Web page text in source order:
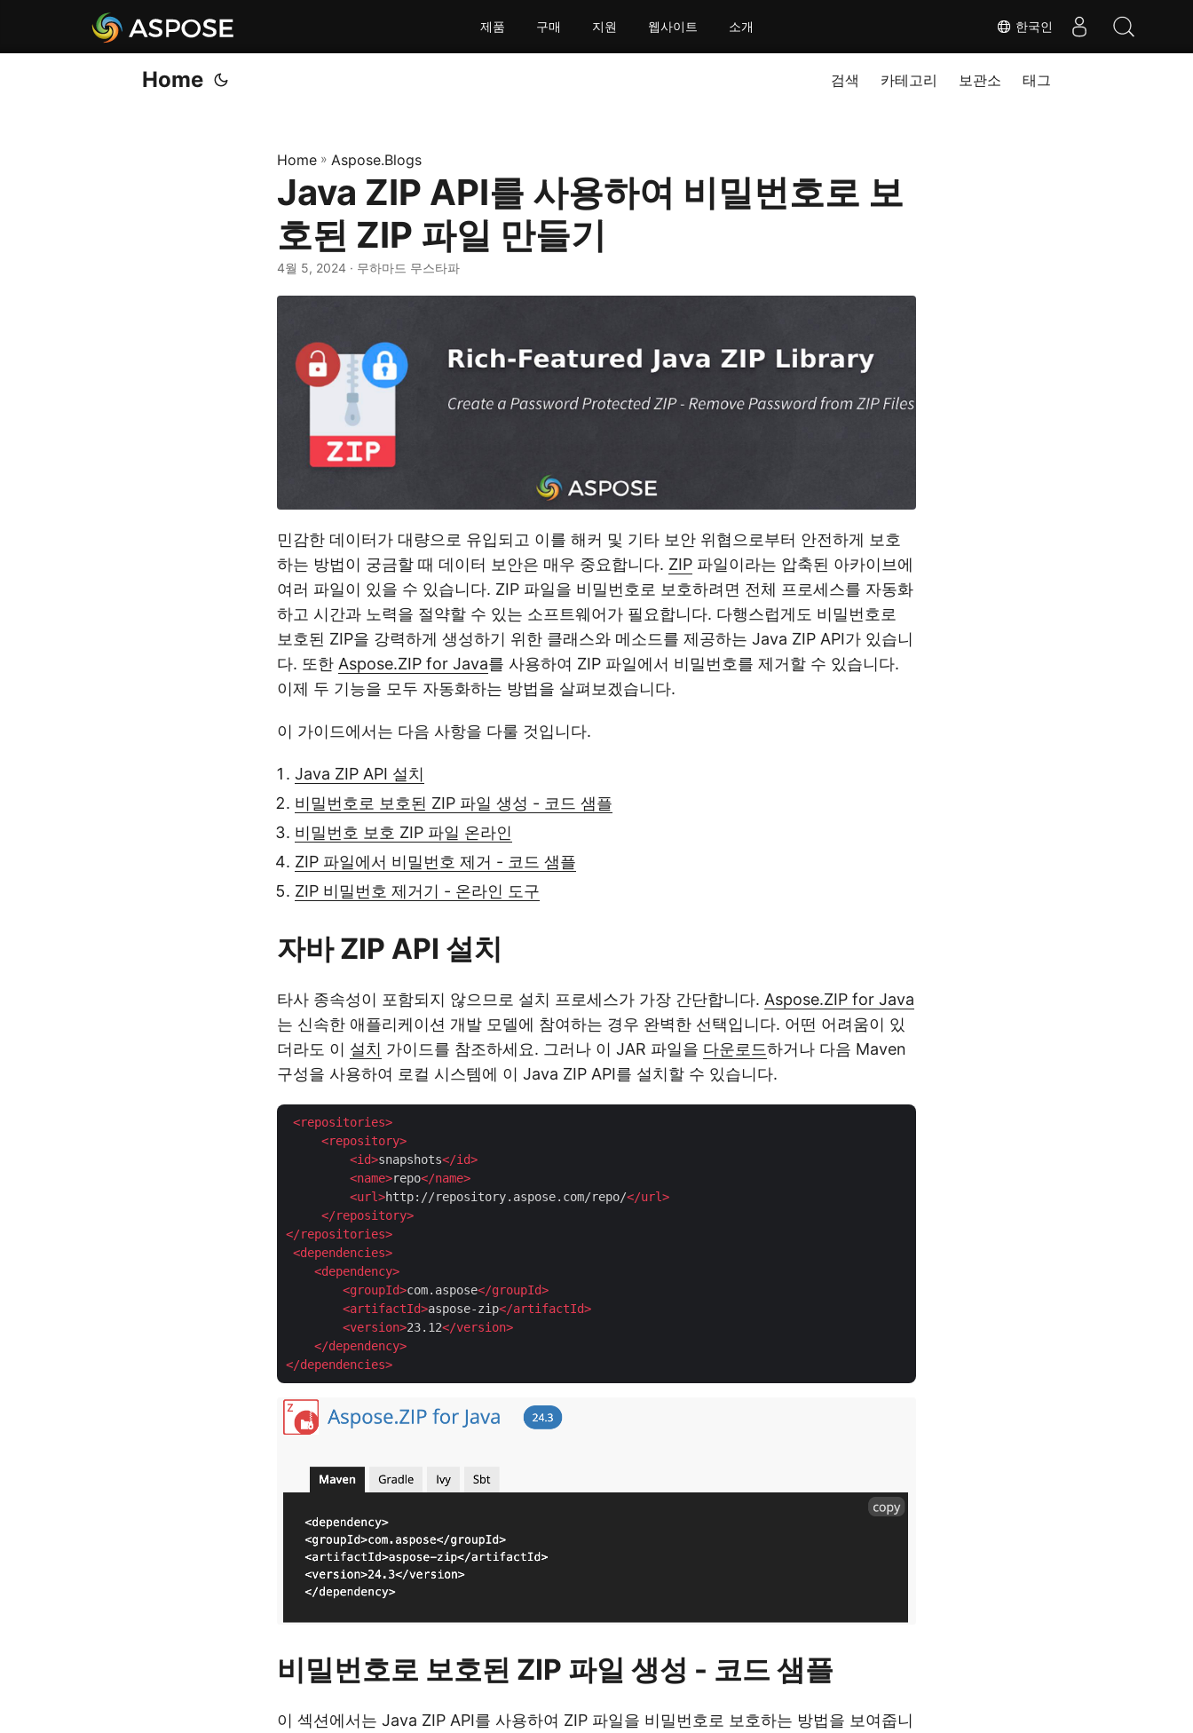
한국인
제품 구매 지원 웹사이트 소개
Home 검색 카테고리 보관소 태그
Home » Aspose.Blogs
Java ZIP API를 사용하여 비밀번호로 보
호된 ZIP 파일 만들기
4월 5, 2024 · 무하마드 무스타파
민감한 데이터가 대량으로 유입되고 이를 해커 및 기타 보안 위협으로부터 안전하게 보호
하는 방법이 궁금할 때 데이터 보안은 매우 중요합니다. ZIP 파일이라는 압축된 아카이브에
여러 파일이 있을 수 있습니다. ZIP 파일을 비밀번호로 보호하려면 전체 프로세스를 자동화
하고 시간과 노력을 절약할 수 있는 소프트웨어가 필요합니다. 다행스럽게도 비밀번호로
보호된 ZIP을 강력하게 생성하기 위한 클래스와 메소드를 제공하는 Java ZIP API가 있습니
다. 또한 Aspose.ZIP for Java를 사용하여 ZIP 파일에서 비밀번호를 제거할 수 있습니다.
이제 두 기능을 모두 자동화하는 방법을 살펴보겠습니다.
이 가이드에서는 다음 사항을 다룰 것입니다.
Java ZIP API 설치
비밀번호로 보호된 ZIP 파일 생성 - 코드 샘플
비밀번호 보호 ZIP 파일 온라인
ZIP 파일에서 비밀번호 제거 - 코드 샘플
ZIP 비밀번호 제거기 - 온라인 도구
자바 ZIP API 설치
타사 종속성이 포함되지 않으므로 설치 프로세스가 가장 간단합니다. Aspose.ZIP for Java
는 신속한 애플리케이션 개발 모델에 참여하는 경우 완벽한 선택입니다. 어떤 어려움이 있
더라도 이 설치 가이드를 참조하세요. 그러나 이 JAR 파일을 다운로드하거나 다음 Maven
구성을 사용하여 로컬 시스템에 이 Java ZIP API를 설치할 수 있습니다.
<repositories>
<repository>
<id>snapshots</id>
<name>repo</name>
<url>http://repository.aspose.com/repo/</url>
</repository>
</repositories>
<dependencies>
<dependency>
<groupId>com.aspose</groupId>
<artifactId>aspose-zip</artifactId>
<version>23.12</version>
</dependency>
</dependencies>
비밀번호로 보호된 ZIP 파일 생성 - 코드 샘플
이 섹션에서는 Java ZIP API를 사용하여 ZIP 파일을 비밀번호로 보호하는 방법을 보여줍니